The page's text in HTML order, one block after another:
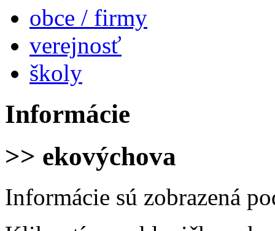
obce / firmy
verejnosť
školy
Informácie
>> ekovýchova
Informácie sú zobrazená